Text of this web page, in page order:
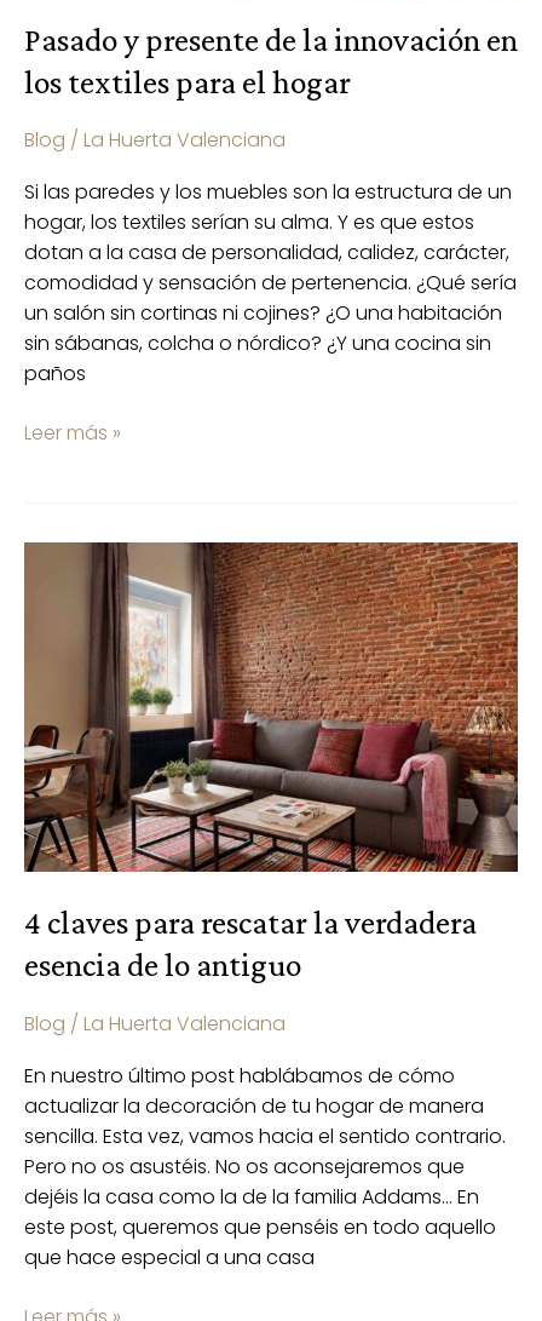
Pasado y presente de la innovación en
los textiles para el hogar
Blog / La Huerta Valenciana
Si las paredes y los muebles son la estructura de un
hogar, los textiles serían su alma. Y es que estos
dotan a la casa de personalidad, calidez, carácter,
comodidad y sensación de pertenencia. ¿Qué sería
un salón sin cortinas ni cojines? ¿O una habitación
sin sábanas, colcha o nórdico? ¿Y una cocina sin
paños
Leer más »
4 claves para rescatar la verdadera
esencia de lo antiguo
Blog / La Huerta Valenciana
En nuestro último post hablábamos de cómo
actualizar la decoración de tu hogar de manera
sencilla. Esta vez, vamos hacia el sentido contrario.
Pero no os asustéis. No os aconsejaremos que
dejéis la casa como la de la familia Addams… En
este post, queremos que penséis en todo aquello
que hace especial a una casa
esencia
de
lo
antiguo